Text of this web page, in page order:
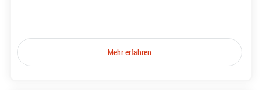
Mehr erfahren